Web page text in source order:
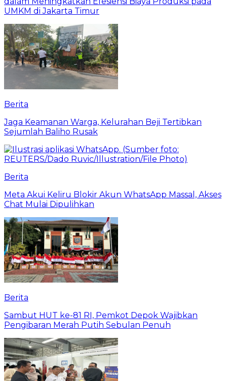
UMKM di Jakarta Timur
Berita
Jaga Keamanan Warga, Kelurahan Beji Tertibkan
Sejumlah Baliho Rusak
Berita
Meta Akui Keliru Blokir Akun WhatsApp Massal, Akses
Chat Mulai Dipulihkan
Berita
Sambut HUT ke-81 RI, Pemkot Depok Wajibkan
Pengibaran Merah Putih Sebulan Penuh